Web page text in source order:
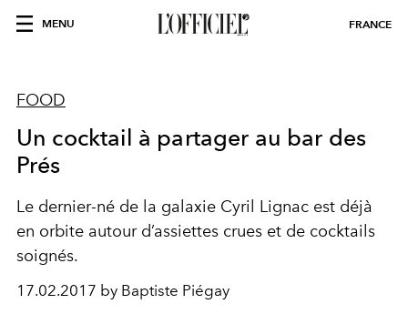
MENU FRANCE
FOOD
Un cocktail à partager au bar des
Prés
Le dernier-né de la galaxie Cyril Lignac est déjà
en orbite autour d’assiettes crues et de cocktails
soignés.
17.02.2017 by Baptiste Piégay